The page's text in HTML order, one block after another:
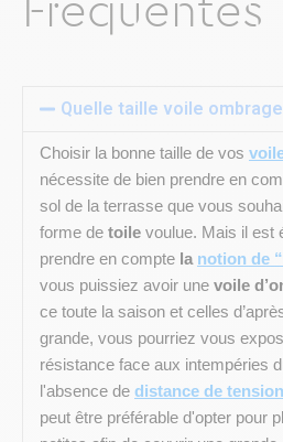
Fréquentes
Quelle taille voile
Choisir la bonne taille de vos
nécessite de bien prendre en
sol de la terrasse que vous
forme de toile voulue. Mais il est
prendre en compte la notion de
vous puissiez avoir une voile
ce toute la saison et celles
grande, vous pourriez vous
résistance face aux intempéries
l'absence de distance de tension
peut être préférable d'opter pour